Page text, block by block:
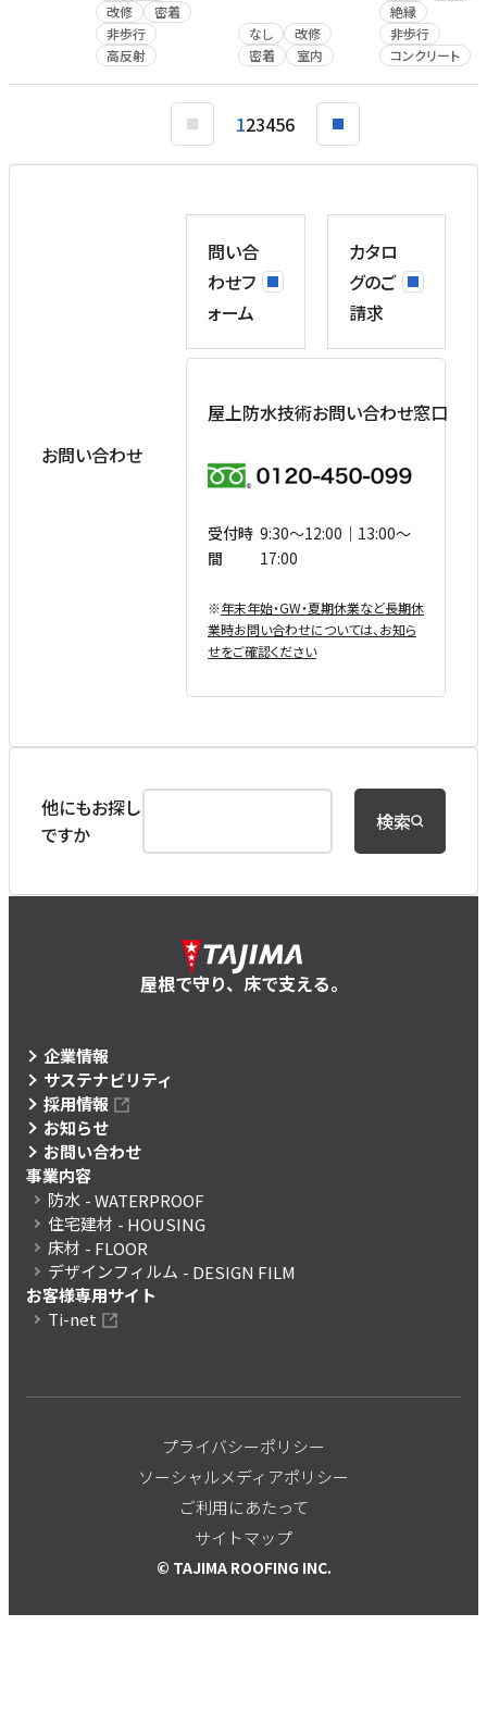
改修
密着
非歩行
高反射
なし
改修
密着
室内
絶縁
非歩行
コンクリート
123456
お問い合わせ
問い合
わせフ
ォーム
カタロ
グのご
請求
屋上防水技術お問い合わせ窓口
受付時
間
9:30〜12:00｜13:00〜
17:00
※年末年始・GW・夏期休業など⻑期休
業時お問い合わせについては、お知ら
せをご確認ください
他にもお探し
ですか
検索
屋根で守り、床で支える。
企業情報
サステナビリティ
採用情報
お知らせ
お問い合わせ
事業内容
防水 - WATERPROOF
住宅建材 - HOUSING
床材 - FLOOR
デザインフィルム - DESIGN FILM
お客様専用サイト
Ti-net
プライバシーポリシー
ソーシャルメディアポリシー
ご利用にあたって
サイトマップ
© TAJIMA ROOFING INC.